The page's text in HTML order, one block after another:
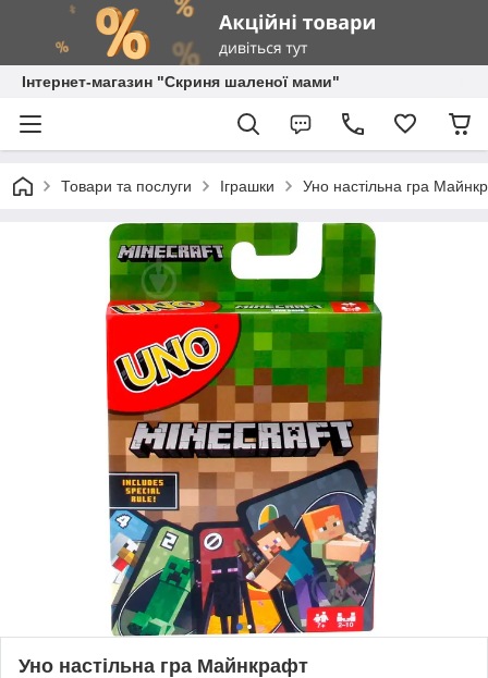
Інтернет-магазин "Скриня шаленої мами"
Товари та послуги Іграшки Уно настільна гра
Уно настільна гра Майнкрафт